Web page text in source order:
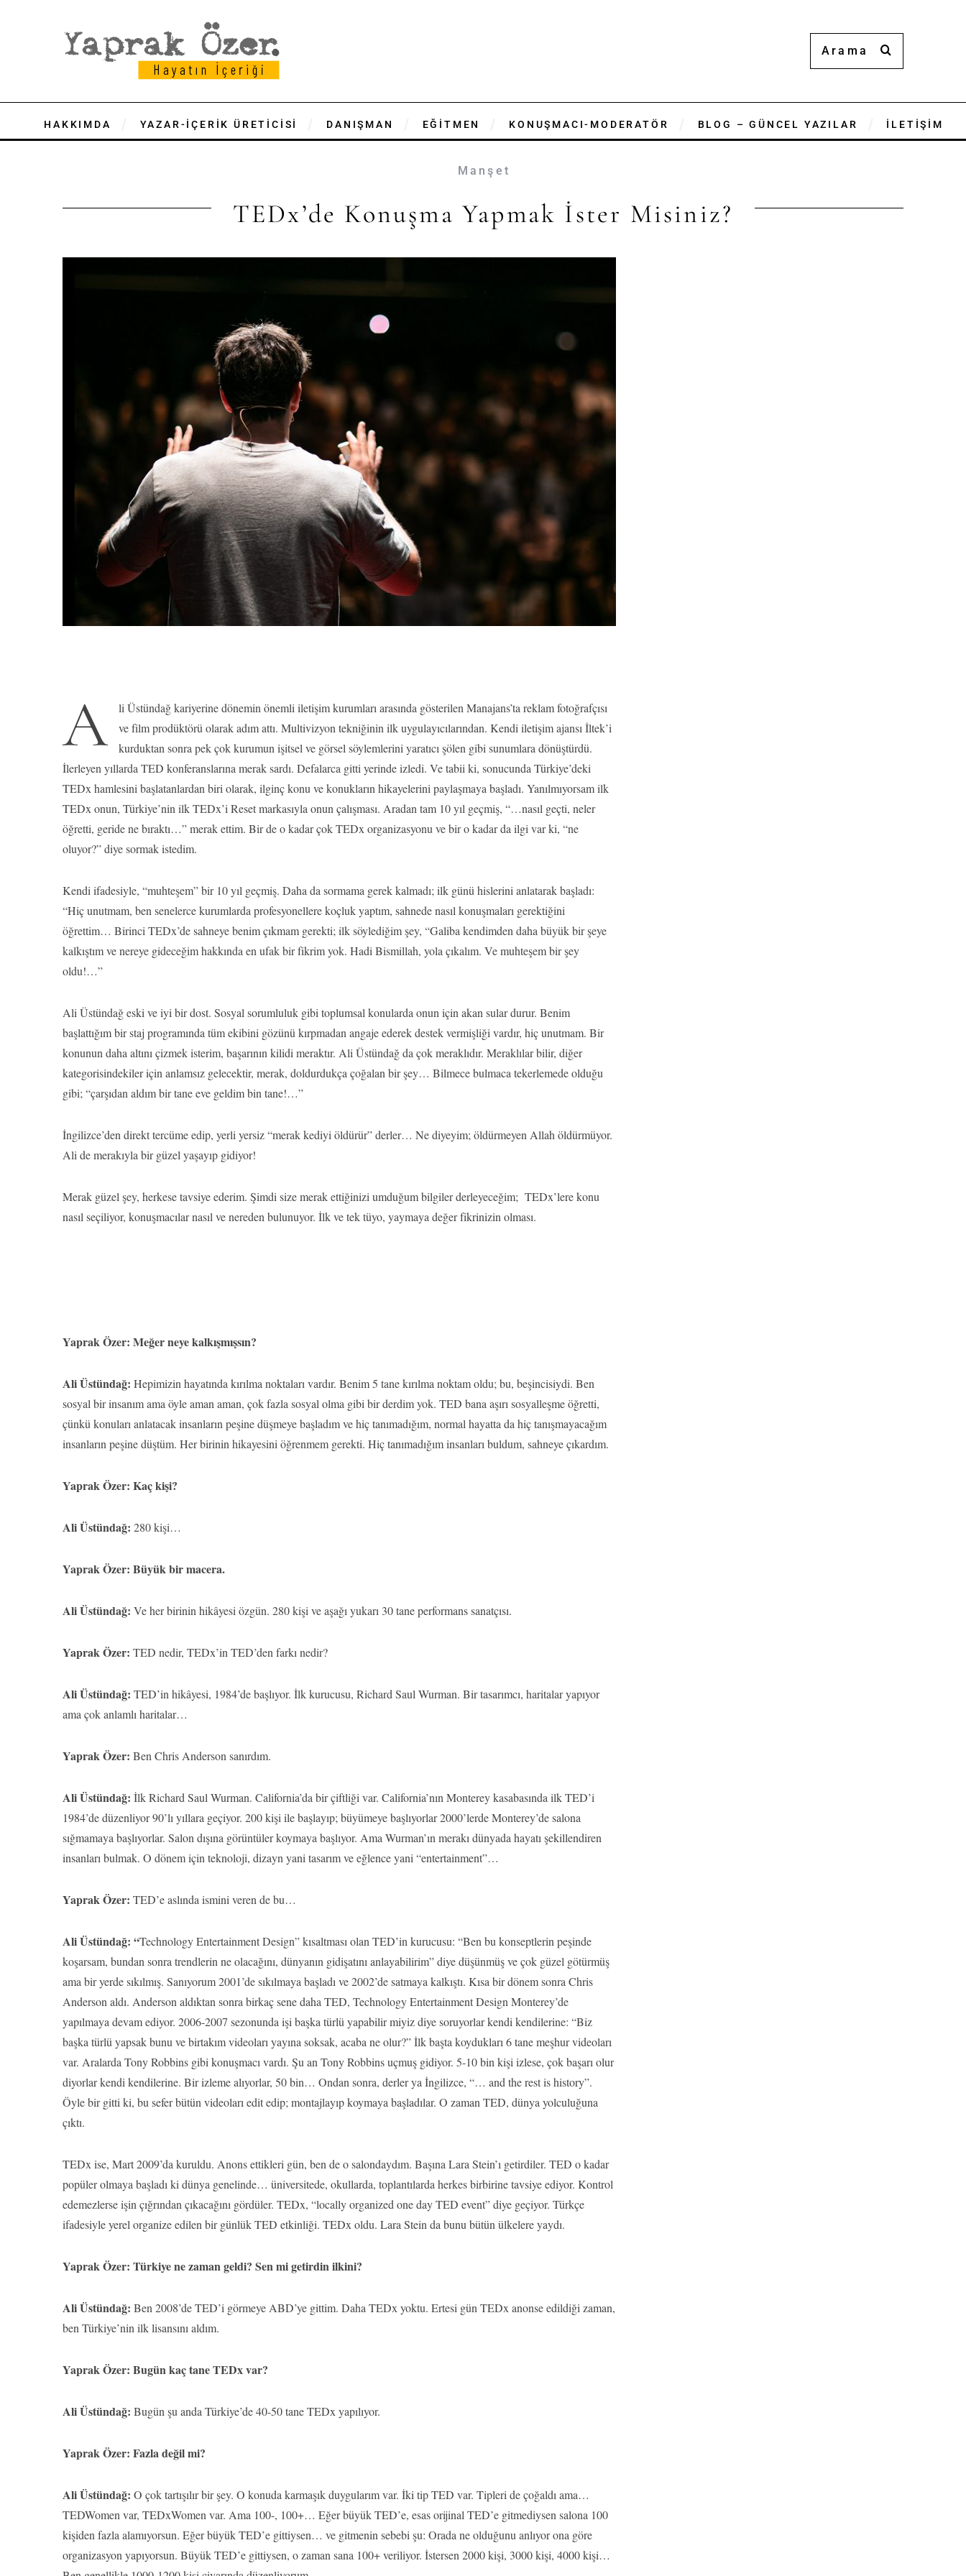
HAKKIMDA YAZAR-İÇERİK ÜRETİCİSİ DANIŞMAN EĞİTMEN KONUŞMACI-MODERATÖR BLOG – GÜNCEL YAZILAR İLETİŞİM
Manşet
TEDx’de Konuşma Yapmak İster Misiniz?
A
li Üstündağ kariyerine dönemin önemli iletişim kurumları arasında gösterilen Manajans’ta reklam fotoğrafçısı
ve film prodüktörü olarak adım attı. Multivizyon tekniğinin ilk uygulayıcılarından. Kendi iletişim ajansı İltek’i
kurduktan sonra pek çok kurumun işitsel ve görsel söylemlerini yaratıcı şölen gibi sunumlara dönüştürdü.
İlerleyen yıllarda TED konferanslarına merak sardı. Defalarca gitti yerinde izledi. Ve tabii ki, sonucunda Türkiye’deki
TEDx hamlesini başlatanlardan biri olarak, ilginç konu ve konukların hikayelerini paylaşmaya başladı. Yanılmıyorsam ilk
TEDx onun, Türkiye’nin ilk TEDx’i Reset markasıyla onun çalışması. Aradan tam 10 yıl geçmiş, “…nasıl geçti, neler
öğretti, geride ne bıraktı…” merak ettim. Bir de o kadar çok TEDx organizasyonu ve bir o kadar da ilgi var ki, “ne
oluyor?” diye sormak istedim.
Kendi ifadesiyle, “muhteşem” bir 10 yıl geçmiş. Daha da sormama gerek kalmadı; ilk günü hislerini anlatarak başladı:
“Hiç unutmam, ben senelerce kurumlarda profesyonellere koçluk yaptım, sahnede nasıl konuşmaları gerektiğini
öğrettim… Birinci TEDx’de sahneye benim çıkmam gerekti; ilk söylediğim şey, “Galiba kendimden daha büyük bir şeye
kalkıştım ve nereye gideceğim hakkında en ufak bir fikrim yok. Hadi Bismillah, yola çıkalım. Ve muhteşem bir şey
oldu!…”
Ali Üstündağ eski ve iyi bir dost. Sosyal sorumluluk gibi toplumsal konularda onun için akan sular durur. Benim
başlattığım bir staj programında tüm ekibini gözünü kırpmadan angaje ederek destek vermişliği vardır, hiç unutmam. Bir
konunun daha altını çizmek isterim, başarının kilidi meraktır. Ali Üstündağ da çok meraklıdır. Meraklılar bilir, diğer
kategorisindekiler için anlamsız gelecektir, merak, doldurdukça çoğalan bir şey… Bilmece bulmaca tekerlemede olduğu
gibi; “çarşıdan aldım bir tane eve geldim bin tane!…”
İngilizce’den direkt tercüme edip, yerli yersiz “merak kediyi öldürür” derler… Ne diyeyim; öldürmeyen Allah öldürmüyor.
Ali de merakıyla bir güzel yaşayıp gidiyor!
Merak güzel şey, herkese tavsiye ederim. Şimdi size merak ettiğinizi umduğum bilgiler derleyeceğim; TEDx’lere konu
nasıl seçiliyor, konuşmacılar nasıl ve nereden bulunuyor. İlk ve tek tüyo, yaymaya değer fikrinizin olması.
Yaprak Özer: Meğer neye kalkışmışsın?
Ali Üstündağ: Hepimizin hayatında kırılma noktaları vardır. Benim 5 tane kırılma noktam oldu; bu, beşincisiydi. Ben
sosyal bir insanım ama öyle aman aman, çok fazla sosyal olma gibi bir derdim yok. TED bana aşırı sosyalleşme öğretti,
çünkü konuları anlatacak insanların peşine düşmeye başladım ve hiç tanımadığım, normal hayatta da hiç tanışmayacağım
insanların peşine düştüm. Her birinin hikayesini öğrenmem gerekti. Hiç tanımadığım insanları buldum, sahneye çıkardım.
Yaprak Özer: Kaç kişi?
Ali Üstündağ: 280 kişi…
Yaprak Özer: Büyük bir macera.
Ali Üstündağ: Ve her birinin hikâyesi özgün. 280 kişi ve aşağı yukarı 30 tane performans sanatçısı.
Yaprak Özer: TED nedir, TEDx’in TED’den farkı nedir?
Ali Üstündağ: TED’in hikâyesi, 1984’de başlıyor. İlk kurucusu, Richard Saul Wurman. Bir tasarımcı, haritalar yapıyor
ama çok anlamlı haritalar…
Yaprak Özer: Ben Chris Anderson sanırdım.
Ali Üstündağ: İlk Richard Saul Wurman. California’da bir çiftliği var. California’nın Monterey kasabasında ilk TED’i
1984’de düzenliyor 90’lı yıllara geçiyor. 200 kişi ile başlayıp; büyümeye başlıyorlar 2000’lerde Monterey’de salona
sığmamaya başlıyorlar. Salon dışına görüntüler koymaya başlıyor. Ama Wurman’ın merakı dünyada hayatı şekillendiren
insanları bulmak. O dönem için teknoloji, dizayn yani tasarım ve eğlence yani “entertainment”…
Yaprak Özer: TED’e aslında ismini veren de bu…
Ali Üstündağ: “Technology Entertainment Design” kısaltması olan TED’in kurucusu: “Ben bu konseptlerin peşinde
koşarsam, bundan sonra trendlerin ne olacağını, dünyanın gidişatını anlayabilirim” diye düşünmüş ve çok güzel götürmüş
ama bir yerde sıkılmış. Sanıyorum 2001’de sıkılmaya başladı ve 2002’de satmaya kalkıştı. Kısa bir dönem sonra Chris
Anderson aldı. Anderson aldıktan sonra birkaç sene daha TED, Technology Entertainment Design Monterey’de
yapılmaya devam ediyor. 2006-2007 sezonunda işi başka türlü yapabilir miyiz diye soruyorlar kendi kendilerine: “Biz
başka türlü yapsak bunu ve birtakım videoları yayına soksak, acaba ne olur?” İlk başta koydukları 6 tane meşhur videoları
var. Aralarda Tony Robbins gibi konuşmacı vardı. Şu an Tony Robbins uçmuş gidiyor. 5-10 bin kişi izlese, çok başarı olur
diyorlar kendi kendilerine. Bir izleme alıyorlar, 50 bin… Ondan sonra, derler ya İngilizce, “… and the rest is history”.
Öyle bir gitti ki, bu sefer bütün videoları edit edip; montajlayıp koymaya başladılar. O zaman TED, dünya yolculuğuna
çıktı.
TEDx ise, Mart 2009’da kuruldu. Anons ettikleri gün, ben de o salondaydım. Başına Lara Stein’ı getirdiler. TED o kadar
popüler olmaya başladı ki dünya genelinde… üniversitede, okullarda, toplantılarda herkes birbirine tavsiye ediyor. Kontrol
edemezlerse işin çığrından çıkacağını gördüler. TEDx, “locally organized one day TED event” diye geçiyor. Türkçe
ifadesiyle yerel organize edilen bir günlük TED etkinliği. TEDx oldu. Lara Stein da bunu bütün ülkelere yaydı.
Yaprak Özer: Türkiye ne zaman geldi? Sen mi getirdin ilkini?
Ali Üstündağ: Ben 2008’de TED’i görmeye ABD’ye gittim. Daha TEDx yoktu. Ertesi gün TEDx anonse edildiği zaman,
ben Türkiye’nin ilk lisansını aldım.
Yaprak Özer: Bugün kaç tane TEDx var?
Ali Üstündağ: Bugün şu anda Türkiye’de 40-50 tane TEDx yapılıyor.
Yaprak Özer: Fazla değil mi?
Ali Üstündağ: O çok tartışılır bir şey. O konuda karmaşık duygularım var. İki tip TED var. Tipleri de çoğaldı ama…
TEDWomen var, TEDxWomen var. Ama 100-, 100+… Eğer büyük TED’e, esas orijinal TED’e gitmediysen salona 100
kişiden fazla alamıyorsun. Eğer büyük TED’e gittiysen… ve gitmenin sebebi şu: Orada ne olduğunu anlıyor ona göre
organizasyon yapıyorsun. Büyük TED’e gittiysen, o zaman sana 100+ veriliyor. İstersen 2000 kişi, 3000 kişi, 4000 kişi…